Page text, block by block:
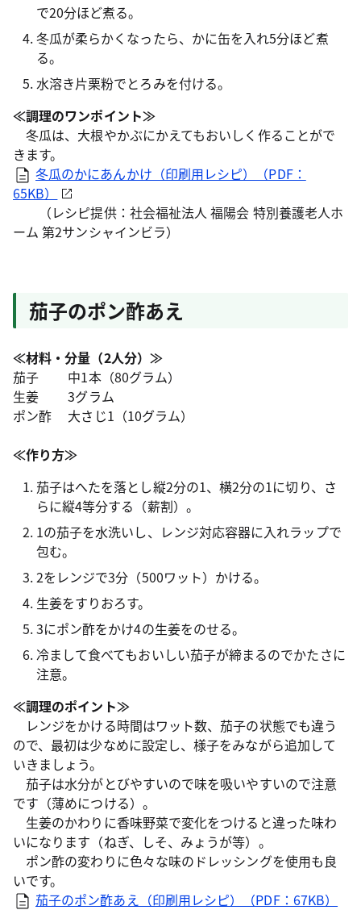
で20分ほど煮る。
冬瓜が柔らかくなったら、かに缶を入れ5分ほど煮
る。
水溶き片栗粉でとろみを付ける。
≪調理のワンポイント≫
冬瓜は、大根やかぶにかえてもおいしく作ることがで
きます。
冬瓜のかにあんかけ（印刷用レシピ）（PDF：
65KB）
（レシピ提供：社会福祉法人 福陽会 特別養護老人ホ
ーム 第2サンシャインビラ）
茄子のポン酢あえ
≪材料・分量（2人分）≫
茄子 中1本（80グラム）
生姜 3グラム
ポン酢 大さじ1（10グラム）
≪作り方≫
茄子はへたを落とし縦2分の1、横2分の1に切り、さ
らに縦4等分する（薪割）。
1の茄子を水洗いし、レンジ対応容器に入れラップで
包む。
2をレンジで3分（500ワット）かける。
生姜をすりおろす。
3にポン酢をかけ4の生姜をのせる。
冷まして食べてもおいしい茄子が締まるのでかたさに
注意。
≪調理のポイント≫
レンジをかける時間はワット数、茄子の状態でも違う
ので、最初は少なめに設定し、様子をみながら追加して
いきましょう。
茄子は水分がとびやすいので味を吸いやすいので注意
です（薄めにつける）。
生姜のかわりに香味野菜で変化をつけると違った味わ
いになります（ねぎ、しそ、みょうが等）。
ポン酢の変わりに色々な味のドレッシングを使用も良
いです。
茄子のポン酢あえ（印刷用レシピ）（PDF：67KB）